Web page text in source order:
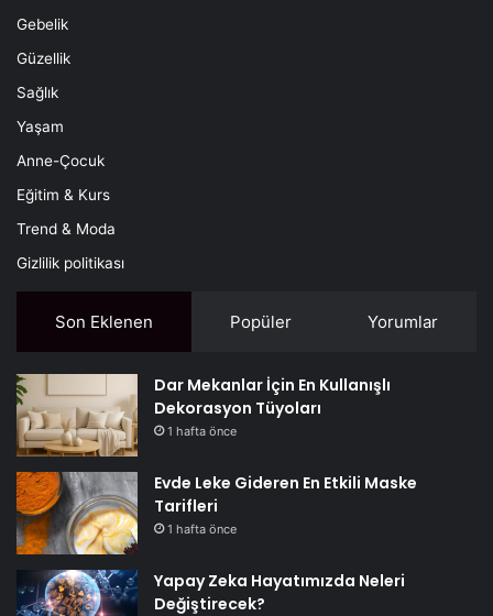
Gebelik
Güzellik
Sağlık
Yaşam
Anne-Çocuk
Eğitim & Kurs
Trend & Moda
Gizlilik politikası
Son Eklenen Popüler Yorumlar
Dar Mekanlar İçin En Kullanışlı
Dekorasyon Tüyoları
1 hafta önce
Evde Leke Gideren En Etkili Maske
Tarifleri
1 hafta önce
Yapay Zeka Hayatımızda Neleri
Değiştirecek?